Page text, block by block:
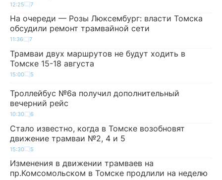
12:25 7
На очереди — Розы Люксембург: власти Томска
обсудили ремонт трамвайной сети
11:36 7
Трамваи двух маршрутов не будут ходить в
Томске 15-18 августа
15:00 5
Троллейбус №6а получил дополнительный
вечерний рейс
10:30 6
Стало известно, когда в Томске возобновят
движение трамваи №2, 4 и 5
15:30 5
Изменения в движении трамваев на
пр.Комсомольском в Томске продлили на неделю